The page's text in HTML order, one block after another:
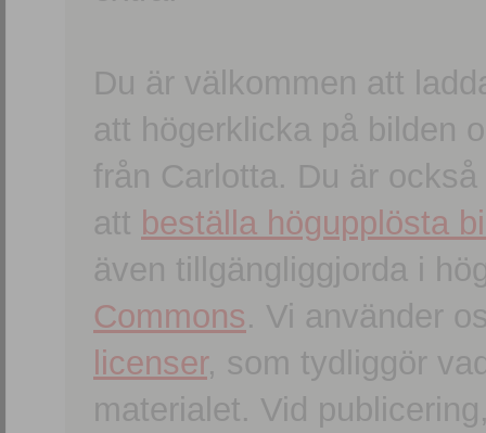
Du är välkommen att
att högerklicka på bilden
från Carlotta. Du är
att beställa högupplösta
även tillgängliggjorda i
Commons. Vi använder
licenser, som tydliggör
materialet. Vid